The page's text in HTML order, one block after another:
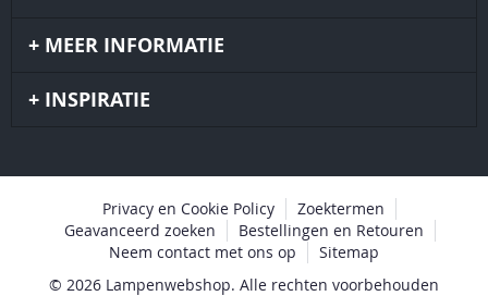
MEER INFORMATIE
INSPIRATIE
Privacy en Cookie Policy
Zoektermen
Geavanceerd zoeken
Bestellingen en Retouren
Neem contact met ons op
Sitemap
© 2026 Lampenwebshop. Alle rechten voorbehouden